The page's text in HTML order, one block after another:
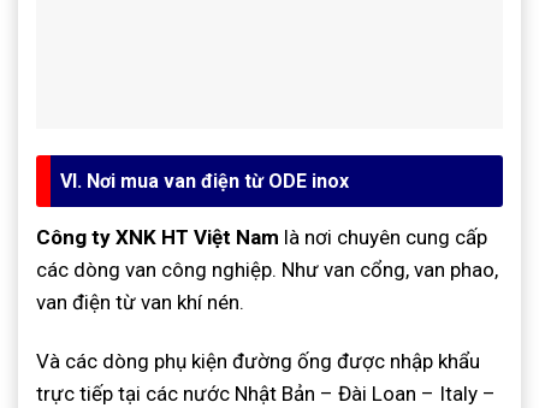
VI. Nơi mua van điện từ ODE inox
Công ty XNK HT Việt Nam là nơi chuyên cung cấp
các dòng van công nghiệp. Như van cổng, van phao,
van điện từ van khí nén.
Và các dòng phụ kiện đường ống được nhập khẩu
trực tiếp tại các nước Nhật Bản – Đài Loan – Italy –